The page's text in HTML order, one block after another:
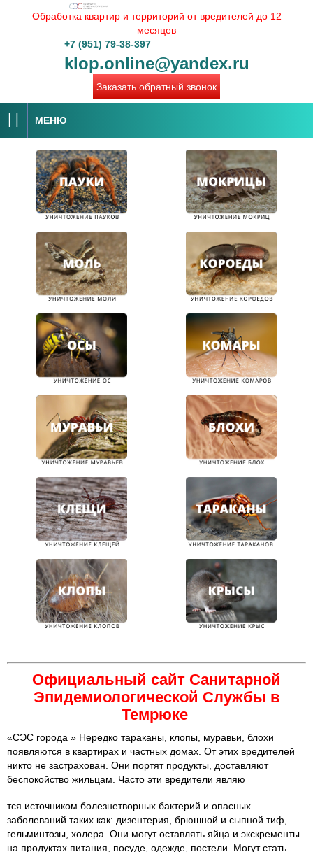
Обработка квартир и территорий от вредителей до 12
месяцев
+7 (951) 79-38-397
klop.online@yandex.ru
Заказать обратный звонок
МЕНЮ
Официальный сайт Санитарной
Эпидемиологической Службы в
Темрюке
«СЭС города » Нередко тараканы, клопы, муравьи, блохи
появляются в квартирах и частных домах. От этих вредителей
никто не застрахован. Они портят продукты, доставляют
беспокойство жильцам. Часто эти вредители являю
тся источником болезнетворных бактерий и опасных
заболеваний таких как: дизентерия, брюшной и сыпной тиф,
гельминтозы, холера. Они могут оставлять яйца и экскременты
на продуктах питания, посуде, одежде, постели. Могут стать